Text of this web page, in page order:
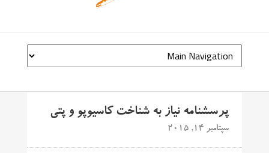
پرسشنامه نیاز به شناخت کاسیوپو و پتی
سپتامبر 14, 2015